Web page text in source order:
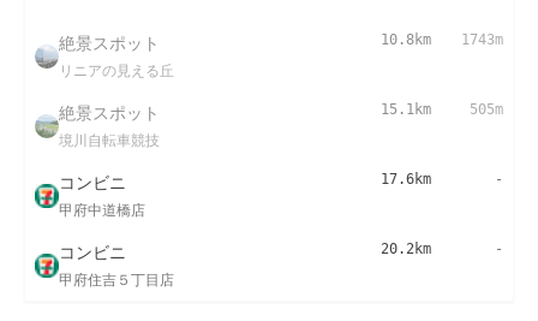
絶景スポット
リニアの見える丘
10.8km 1743m
絶景スポット
境川自転車競技
15.1km 505m
コンビニ
甲府中道橋店
17.6km -
コンビニ
甲府住吉５丁目店
20.2km -